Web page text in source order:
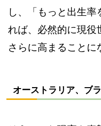
し、「もっと出生
れば、必然的に現役
さらに高まることに
オーストラリア、ブ